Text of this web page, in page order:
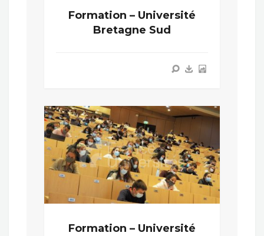
Formation – Université
Bretagne Sud
Formation – Université